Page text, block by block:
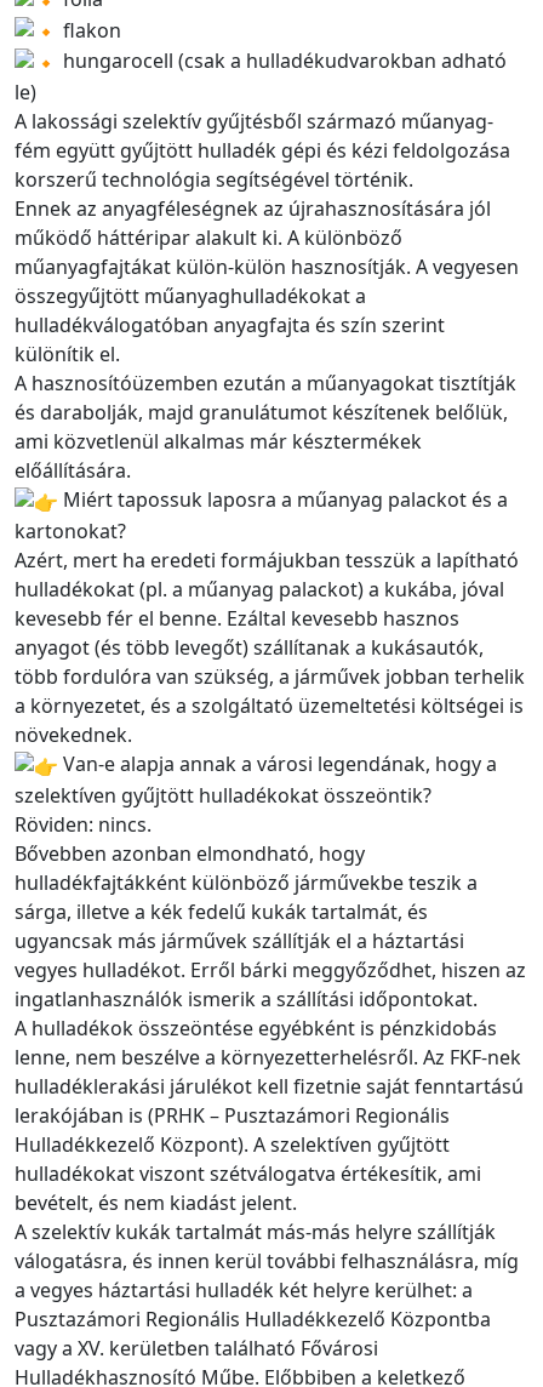
flakon
hungarocell (csak a hulladékudvarokban adható
le)
A lakossági szelektív gyűjtésből származó műanyag-
fém együtt gyűjtött hulladék gépi és kézi feldolgozása
korszerű technológia segítségével történik.
Ennek az anyagféleségnek az újrahasznosítására jól
működő háttéripar alakult ki. A különböző
műanyagfajtákat külön-külön hasznosítják. A vegyesen
összegyűjtött műanyaghulladékokat a
hulladékválogatóban anyagfajta és szín szerint
különítik el.
A hasznosítóüzemben ezután a műanyagokat tisztítják
és darabolják, majd granulátumot készítenek belőlük,
ami közvetlenül alkalmas már késztermékek
előállítására.
Miért tapossuk laposra a műanyag palackot és a
kartonokat?
Azért, mert ha eredeti formájukban tesszük a lapítható
hulladékokat (pl. a műanyag palackot) a kukába, jóval
kevesebb fér el benne. Ezáltal kevesebb hasznos
anyagot (és több levegőt) szállítanak a kukásautók,
több fordulóra van szükség, a járművek jobban terhelik
a környezetet, és a szolgáltató üzemeltetési költségei is
növekednek.
Van-e alapja annak a városi legendának, hogy a
szelektíven gyűjtött hulladékokat összeöntik?
Röviden: nincs.
Bővebben azonban elmondható, hogy
hulladékfajtákként különböző járművekbe teszik a
sárga, illetve a kék fedelű kukák tartalmát, és
ugyancsak más járművek szállítják el a háztartási
vegyes hulladékot. Erről bárki meggyőződhet, hiszen az
ingatlanhasználók ismerik a szállítási időpontokat.
A hulladékok összeöntése egyébként is pénzkidobás
lenne, nem beszélve a környezetterhelésről. Az FKF-nek
hulladéklerakási járulékot kell fizetnie saját fenntartású
lerakójában is (PRHK – Pusztazámori Regionális
Hulladékkezelő Központ). A szelektíven gyűjtött
hulladékokat viszont szétválogatva értékesítik, ami
bevételt, és nem kiadást jelent.
A szelektív kukák tartalmát más-más helyre szállítják
válogatásra, és innen kerül további felhasználásra, míg
a vegyes háztartási hulladék két helyre kerülhet: a
Pusztazámori Regionális Hulladékkezelő Központba
vagy a XV. kerületben található Fővárosi
Hulladékhasznosító Műbe. Előbbiben a keletkező